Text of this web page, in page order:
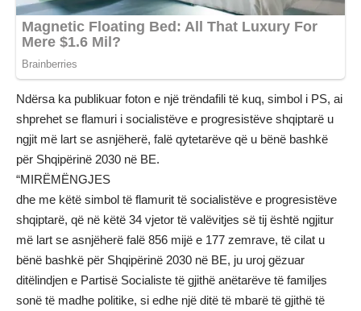
Ndërsa ka publikuar foton e një trëndafili të kuq, simbol i PS, ai
shprehet se flamuri i socialistëve e progresistëve shqiptarë u
ngjit më lart se asnjëherë, falë qytetarëve që u bënë bashkë
për Shqipërinë 2030 në BE.
“MIRËMËNGJES
dhe me këtë simbol të flamurit të socialistëve e progresistëve
shqiptarë, që në këtë 34 vjetor të valëvitjes së tij është ngjitur
më lart se asnjëherë falë 856 mijë e 177 zemrave, të cilat u
bënë bashkë për Shqipërinë 2030 në BE, ju uroj gëzuar
ditëlindjen e Partisë Socialiste të gjithë anëtarëve të familjes
sonë të madhe politike, si edhe një ditë të mbarë të gjithë të